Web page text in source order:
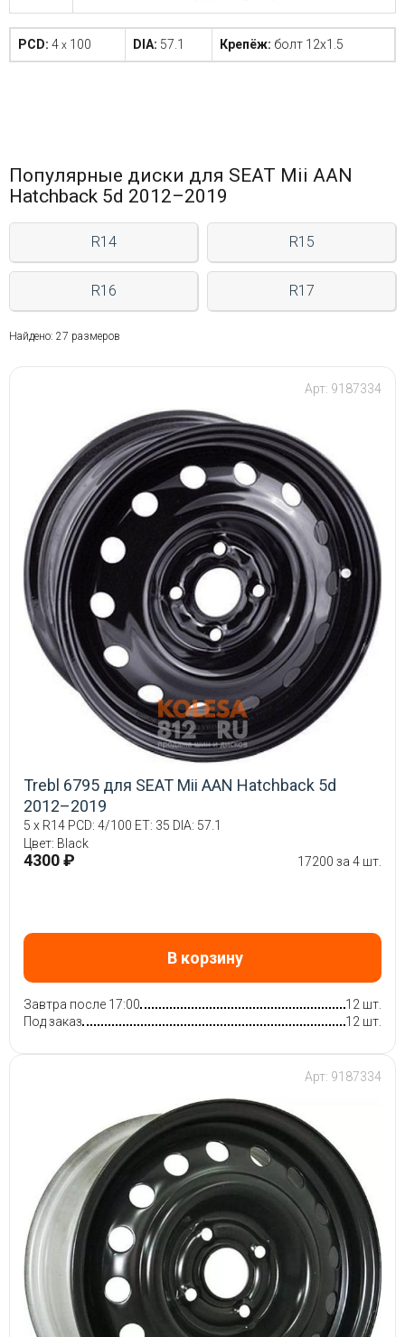
PCD: 4 x 100 DIA: 57.1 Крепёж: болт 12x1.5
Популярные диски для SEAT Mii AAN
Hatchback 5d 2012–2019
R14 R15
R16 R17
Найдено: 27 размеров
Арт: 9187334
Trebl 6795 для SEAT Mii AAN Hatchback 5d
2012–2019
5 x R14 PCD: 4/100 ET: 35 DIA: 57.1
Цвет: Black
4300 ₽ 17200 за 4 шт.
В корзину
Завтра после 17:00
12 шт.
Под заказ
12 шт.
Арт: 9187334